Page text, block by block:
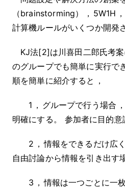
（brainstorming）
， 5W1H ，
計算機ルールがいくつか開発
KJ法[2]は川喜田二郎氏考
のグループでも簡単に実行で
順を簡単に紹介すると ，
1 ， グループで行う場合 ，
明確にする 。 参加者に目的
2 ， 情報をできるだけ広
自由討論から情報を引き出す
3 ， 情報は一つごとに一